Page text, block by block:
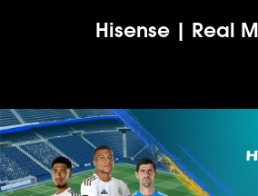
Hisense | Real